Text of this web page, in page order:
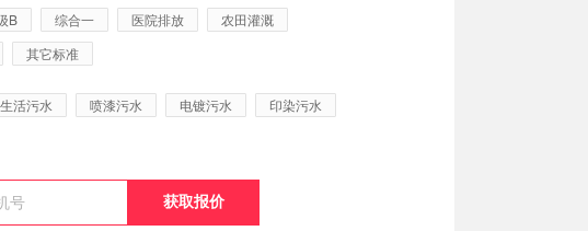
B 综合一 医院排放
农田灌溉
其它标准
生活污水 喷漆污水 电镀污水
印染污水